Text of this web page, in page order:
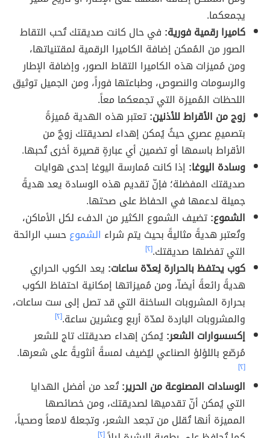
يجمعكما.
كاميرا رقمية فورية: في حال كانت صديقتك تُحب التقاط
الصور من المُمكن إضافة الكاميرا الرقمية لمقتنياتها،
ومن مُميزات هذه الكاميرا التقاط الصور، وإضافة الإطار
والرسومات والنصوص، وطباعتها فوراً، ومن الجميل توثيق
اللحظات المُميزة التي تجمعكما معاً.
زوج من الأقراط للأذنين:تعتبر هذه الهدية مُميزةً
بتصميمٍ عصري حيثُ يُمكن إهداء لصديقتك زوجٌ من
الأقراط باسمها أو تضمين أي عبارةٍ قصيرة أخرى تُحبها.
وسادة اليوغا: إذا كانت مُمارسة اليوغا إحدى هوايات
صديقتك المفضلة؛ فإنّ تقديم هذه الوسادة يعد هديةً
جميلة لدعمها في الحفاظ على صحتها.
الشموع:تضيف الشموع الكثير من الدفء لكل الأماكن،
وتُعتبر هديةً مثاليةً بحيث يتم شراء الشموعحسب الرائحة
التي تفضلها صديقتك.[٢]
كوب يحتفظ بالحرارة لِعدّة ساعات: يعد الكوب الحراري
هديةً رائعةً أيضاّ، ومن مُميزاتها إمكانية احتفاظ الكوب
بحرارة المشروبات الساخنة التي قد تصل إلى ست ساعات،
والمشروبات الباردة لمدّة أربع وعشرين ساعة.[٢]
إكسسوارات الشعر:يُمكن إهداء صديقتك تاج للشعر
مُرصّع باللؤلؤ الصناعي ليُضيف لمسةً أنثويةً على شعرها.
[٢]
الوسادات المصنوعة من الحرير:تُعد من أفضل الهدايا
التي يُمكن أنّ تقدميها لصديقتك، ومن خصائصها
المميزة أنها تُقلل من تجعد الشعر، وتجعلهُ لامعاً وصحياً،
[٢]